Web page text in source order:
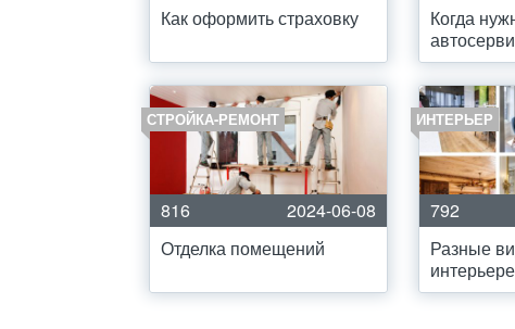
Как оформить страховку
Когда
СТРОЙКА-РЕМОНТ
816
2024-06-08
Отделка помещений
ИНТЕРЬЕР
792
Разные